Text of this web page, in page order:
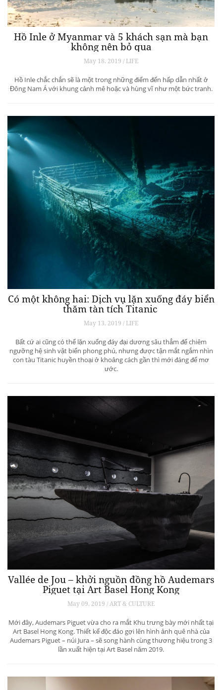
Hồ Inle ở Myanmar và 5 khách sạn mà bạn
không nên bỏ qua
May 18, 2019 / LIFE
Hồ Inle chắc chắn sẽ là một trong những điểm đến hấp dẫn nhất ở
Đông Nam Á với khung cảnh mê hoặc và hùng vĩ như một bức tranh.
Có một không hai: Dịch vụ lặn xuống đáy biển
thăm tàn tích Titanic
May 13, 2019 / LIFE
Bất cứ ai cũng có thể lặn xuống đáy đại dương sâu thẳm để chiêm
ngưỡng hệ sinh vật biển phong phú, nhưng được tận mắt ngắm nhìn
con tàu Titanic huyền thoại ở khoảng cách gần thì mới đáng để mơ
ước.
Vallée de Jou – khởi nguồn đồng hồ Audemars
Piguet tại Art Basel Hong Kong
May 09, 2019 / ART & CULTURE
Mới đây, Audemars Piguet vừa cho ra mắt Khu trưng bày mới nhất tại
Art Basel Hong Kong. Thiết kế độc đáo gợi lên hình ảnh quê nhà của
Audemars Piguet – núi Jura – sẽ song hành cùng thương hiệu trong 3
lần xuất hiện tại Art Basel năm 2019.